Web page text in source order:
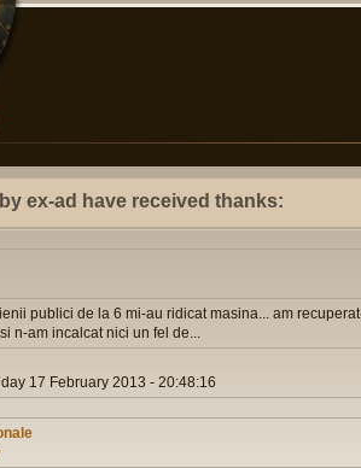
ex-ad have received thanks:
publici de la 6 mi-au ridicat masina... am
n-am incalcat nici un fel de...
17 February 2013 - 20:48:16